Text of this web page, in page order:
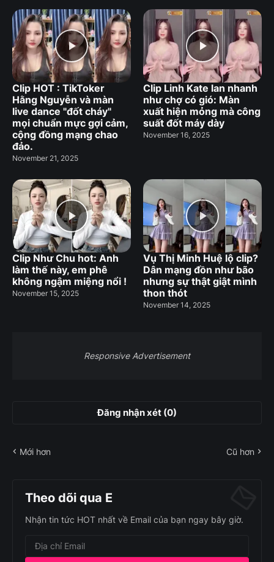
Clip HOT : TikToker
Hằng Nguyễn và màn
live dance "đốt cháy"
mọi chuẩn mực gợi cảm,
cộng đồng mạng chao
đảo.
November 21, 2025
Clip Linh Kate lan nhanh
như chợ có gió: Màn
xuất hiện mỏng mà công
suất đốt máy dày
November 16, 2025
Clip Như Chu hot: Anh
làm thế này, em phê
không ngậm miệng nổi !
November 15, 2025
Vụ Thị Minh Huệ lộ clip?
Dân mạng đồn như bão
nhưng sự thật giật mình
thon thót
November 14, 2025
Responsive Advertisement
Đăng nhận xét (0)
Mới hơn Cũ hơn
Theo dõi qua E
Nhận tin tức HOT nhất về Email của bạn ngay bây giờ.